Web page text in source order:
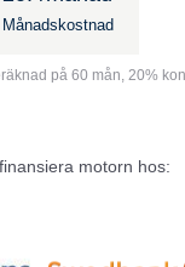
Månadskostnad
på 60 mån, 20%
motorn hos: